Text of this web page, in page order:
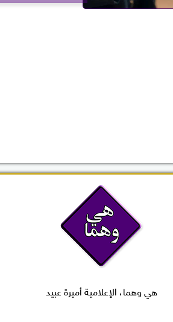
هي وهما، الإعلامية أميرة عبيد